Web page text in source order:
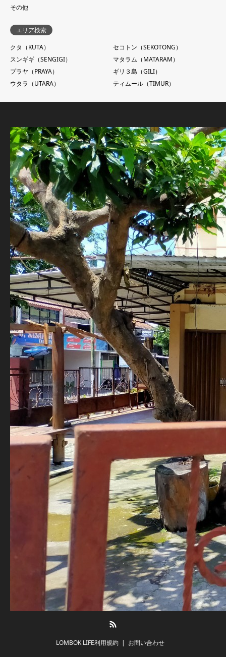
その他
エリア検索
クタ（KUTA）
セコトン（SEKOTONG）
スンギギ（SENGIGI）
マタラム（MATARAM）
プラヤ（PRAYA）
ギリ３島（GILI）
ウタラ（UTARA）
ティムール（TIMUR）
LOMBOK LIFE利用規約 お問い合わせ